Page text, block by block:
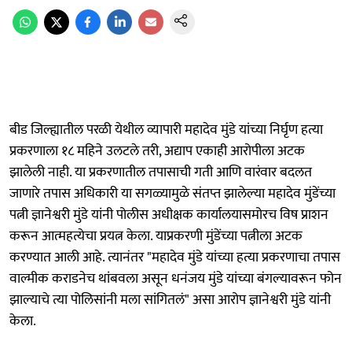
बीड जिल्ह्यातील परळी येथील व्यापारी महादेव मुंडे यांच्या निर्घृण हत्या
प्रकरणाला १८ महिने उलटले तरी, अद्याप एकाही आरोपीला अटक
झालेली नाही. या प्रकरणातील तपासाची गती आणि वारंवार बदलत
जाणारे तपास अधिकारी या सगळ्यामुळे संतप्त झालेल्या महादेव मुंडेंच्या
पत्नी ज्ञानेश्वरी मुंडे यांनी पोलीस अधीक्षक कार्यालयासमोरच विष प्राशन
करून आत्महत्येचा प्रयत्न केला. याप्रकरणी मुंडेंच्या पत्नीला अटक
करण्यात आली आहे. त्यानंतर "महादेव मुंडे यांच्या हत्या प्रकरणाचा तपास
वाल्मीक कराडनेच थांबवला असून धनंजय मुंडे यांच्या बंगल्यावरून फोन
झाल्याचे त्या पोलिसांनी मला सांगितलं" असा आरोप ज्ञानेश्वरी मुंडे यांनी
केला.